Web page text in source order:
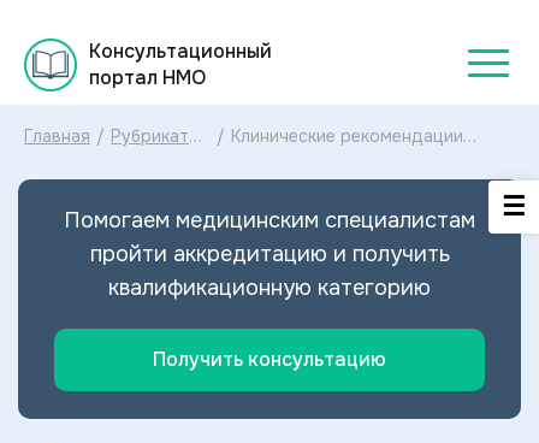
Консультационный
портал НМО
Главная / Рубрикатор
рекомендаций
/ Клинические рекомендации
МКБ-10: диагностика и лечение
2025
Помогаем медицинским специалистам
пройти аккредитацию и получить
квалификационную категорию
Получить консультацию